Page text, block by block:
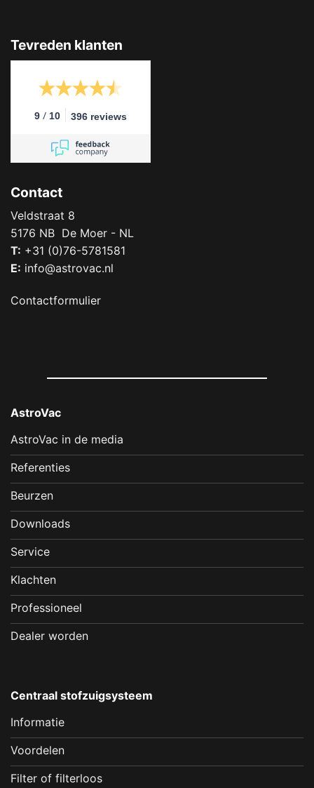
Tevreden klanten
9 / 10 396 reviews
Contact
Veldstraat 8
5176 NB De Moer - NL
T: +31 (0)76-5781581
E: info@astrovac.nl
Contactformulier
AstroVac
AstroVac in de media
Referenties
Beurzen
Downloads
Service
Klachten
Professioneel
Dealer worden
Centraal stofzuigsysteem
Informatie
Voordelen
Filter of filterloos